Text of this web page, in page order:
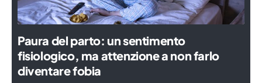
Paura del parto: un sentimento
fisiologico, ma attenzione a non farlo
diventare fobia